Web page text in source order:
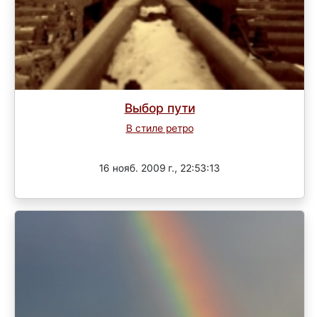
Выбор пути
В стиле ретро
16 нояб. 2009 г., 22:53:13